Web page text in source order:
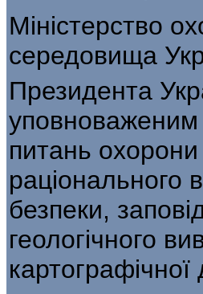
Міністерство
середовища
Президента
уповноваженим
питань
раціонального
безпеки,
геологічного
карто­графічної